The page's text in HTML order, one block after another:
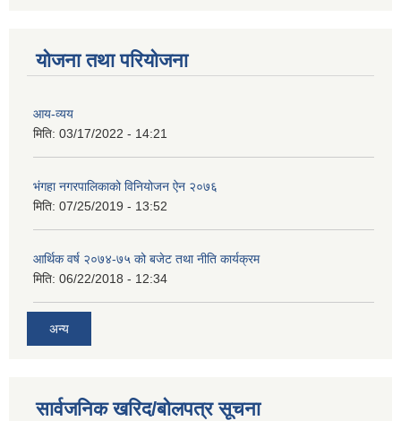
योजना तथा परियोजना
आय-व्यय
मिति: 03/17/2022 - 14:21
भंगहा नगरपालिकाको विनियोजन ऐन २०७६
मिति: 07/25/2019 - 13:52
आर्थिक वर्ष २०७४-७५ को बजेट तथा नीति कार्यक्रम
मिति: 06/22/2018 - 12:34
अन्य
सार्वजनिक खरिद/बोलपत्र सूचना